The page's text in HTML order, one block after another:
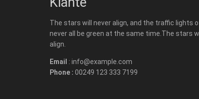
The stars will never align, and the traffic lights
never all be green at the same time.The stars
align.
Email : info@example.com
Phone : 00249 123 333 7199